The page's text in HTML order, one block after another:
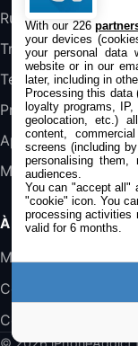
Jeu FIFA
45,98€
Rumeurs
Trucs & astuces
Tests
Promos
Apple
Mac
À PROPOS
Mentions légales
Confidentialité
Contact
© 2026
With our 226
your devices
your personal data
website or in our
later, including in
Processing this data
loyalty programs,
geolocation, etc.)
content,
screens (including
personalising them,
audiences.
You can "accept all"
"cookie" icon. You
processing activities
valid for 6 months.